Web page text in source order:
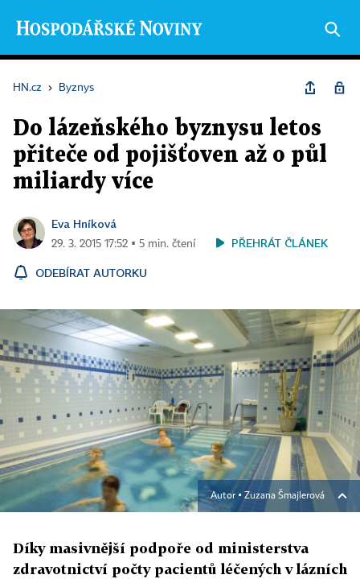
HN.cz › Byznys
Do lázeňského byznysu letos
přiteče od pojišťoven až o půl
miliardy více
Eva Hníková
29. 3. 2015 17:52 ▪ 5 min. čtení PŘEHRÁT ČLÁNEK
ODEBÍRAT AUTORKU
Autor ▪ Zuzana Šmajlerová
Díky masivnější podpoře od ministerstva
zdravotnictví počty pacientů léčených v lázních